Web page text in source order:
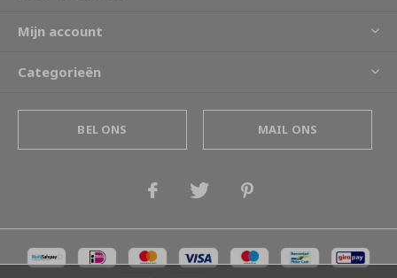
Mijn account
Categorieën
BEL ONS MAIL ONS